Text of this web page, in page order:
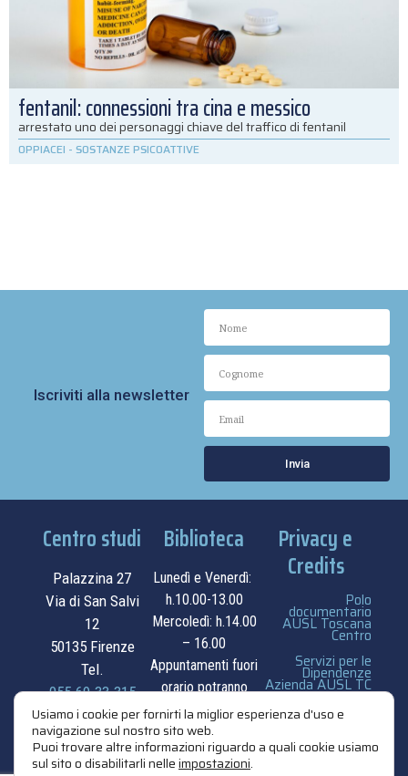
fentanil: connessioni tra cina e messico
arrestato uno dei personaggi chiave del traffico di fentanil
OPPIACEI - SOSTANZE PSICOATTIVE
Iscriviti alla newsletter
Invia
Centro studi
Palazzina 27
Via di San Salvi
12
50135 Firenze
Tel.
055.69.33.315
contatti
Biblioteca
Lunedì e Venerdì:
h.10.00-13.00
Mercoledì: h.14.00
– 16.00
Appuntamenti fuori
orario potranno
essere
concordati su
appuntamento.
Privacy e
Credits
Polo
documentario
AUSL Toscana
Centro
Servizi per le
Dipendenze
Azienda AUSL TC
privacy e cookie
Usiamo i cookie per fornirti la miglior esperienza d'uso e
navigazione sul nostro sito web.
Puoi trovare altre informazioni riguardo a quali cookie usiamo
sul sito o disabilitarli nelleimpostazioni.